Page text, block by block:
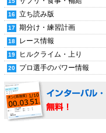
立ち読み版
期分け・練習計画
レース情報
ヒルクライム・上り
プロ選手のパワー情報